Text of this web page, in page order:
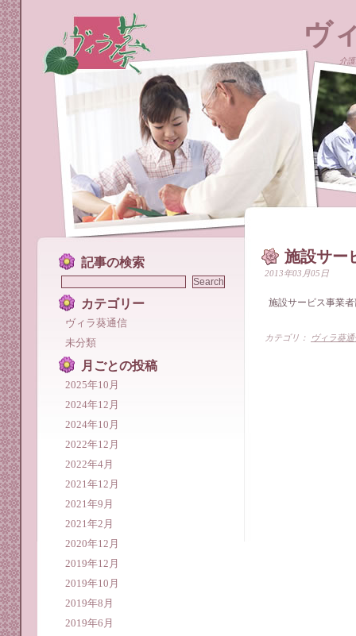
ヴ
介
施設サ
2013年03月05日
施設サービス事業
カテゴリ： ヴィラ葵通
記事の検索
カテゴリー
ヴィラ葵通信
未分類
月ごとの投稿
2025年10月
2024年12月
2024年10月
2022年12月
2022年4月
2021年12月
2021年9月
2021年2月
2020年12月
2019年12月
2019年10月
2019年8月
2019年6月